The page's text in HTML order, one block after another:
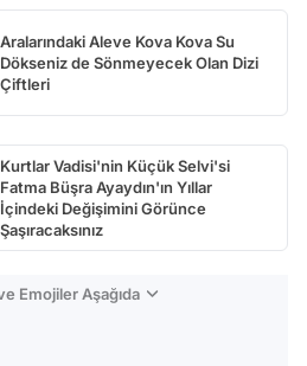
Aralarındaki Aleve Kova Kova Su
Dökseniz de Sönmeyecek Olan Dizi
Çiftleri
Kurtlar Vadisi'nin Küçük Selvi'si
Fatma Büşra Ayaydın'ın Yıllar
İçindeki Değişimini Görünce
Şaşıracaksınız
Emojiler Aşağıda